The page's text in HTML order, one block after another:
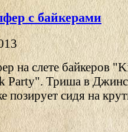
с байкерами
на слете байкеров
Party". Триша в
позирует сидя на